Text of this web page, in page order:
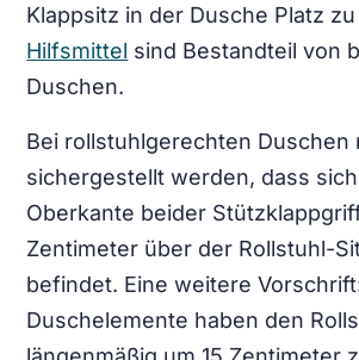
Klappsitz in der Dusche Platz
Hilfsmittel sind Bestandteil von
Duschen.
Bei rollstuhlgerechten Duschen
sichergestellt werden, dass
Oberkante beider
Zentimeter über der Rollstuhl-
befindet. Eine weitere
Duschelemente haben den